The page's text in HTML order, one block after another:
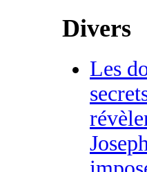
Divers
Les